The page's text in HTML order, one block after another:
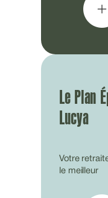
Le Plan
Lucya
Votre
le meilleur